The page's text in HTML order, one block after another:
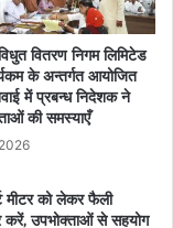
वितरण निगम लिमिटेड
के अन्तर्गत आयोजित
में प्रबन्ध निदेशक ने
की समस्याएँ
मीटर को लेकर फैली
करें, उपभोक्ताओं से सहयोग